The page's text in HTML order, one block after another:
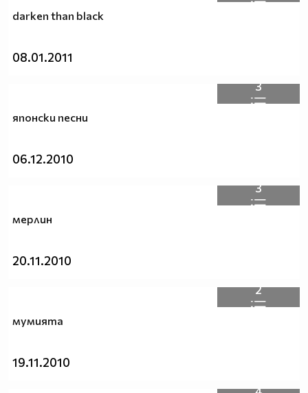
darken than black
08.01.2011
3
японски песни
06.12.2010
3
мерлин
20.11.2010
2
мумията
19.11.2010